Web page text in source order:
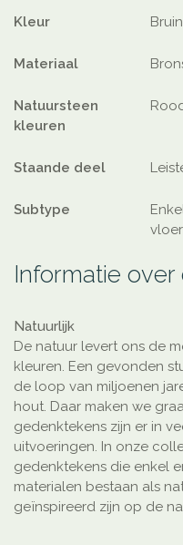
Kleur
Materiaal
Natuursteen
kleuren
Staande deel
Subtype
vloer
Informatie
Natuurlijk
De natuur levert ons de
kleuren. Een gevonden
de loop van miljoenen
hout. Daar maken we
gedenktekens zijn er in
uitvoeringen. In onze
gedenktekens die enkel
materialen bestaan als
geïnspireerd zijn op de